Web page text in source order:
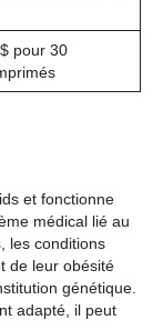
pour 30
et fonctionne
médical lié au
les conditions
de leur obésité
génétique.
adapté, il peut